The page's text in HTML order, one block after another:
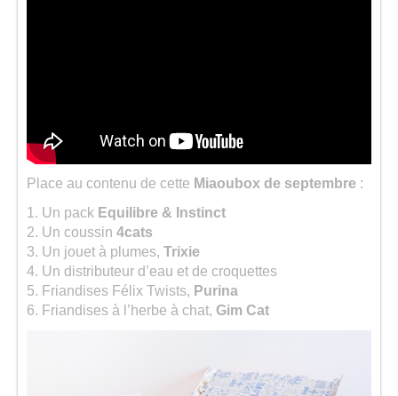
Place au contenu de cette Miaoubox de septembre :
1. Un pack Equilibre & Instinct
2. Un coussin 4cats
3. Un jouet à plumes, Trixie
4. Un distributeur d’eau et de croquettes
5. Friandises Félix Twists, Purina
6. Friandises à l’herbe à chat, Gim Cat